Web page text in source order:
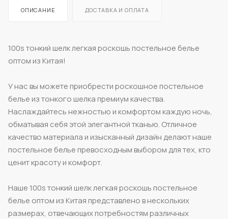
ОПИСАНИЕ ДОСТАВКА И ОПЛАТА
100s тонкий шелк легкая роскошь постельное белье
оптом из Китая!
У нас вы можете приобрести роскошное постельное
белье из тонкого шелка премиум качества.
Наслаждайтесь нежностью и комфортом каждую ночь,
обматывая себя этой элегантной тканью. Отличное
качество материала и изысканный дизайн делают наше
постельное белье превосходным выбором для тех, кто
ценит красоту и комфорт.
Наше 100s тонкий шелк легкая роскошь постельное
белье оптом из Китая представлено в нескольких
размерах, отвечающих потребностям различных